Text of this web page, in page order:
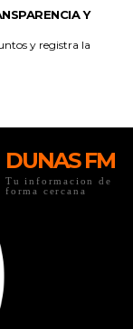
DUNAS FM
Tu informacion de
forma cercana